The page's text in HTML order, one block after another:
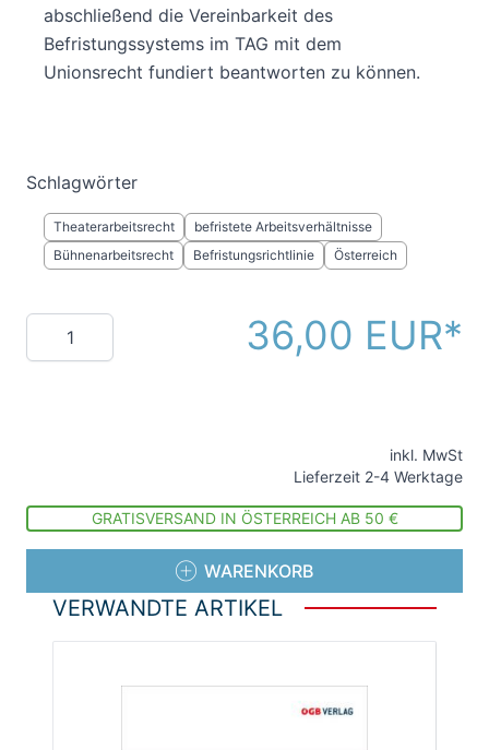
abschließend die Vereinbarkeit des
Befristungssystems im TAG mit dem
Unionsrecht fundiert beantworten zu können.
Schlagwörter
Theaterarbeitsrecht
befristete Arbeitsverhältnisse
Bühnenarbeitsrecht
Befristungsrichtlinie Österreich
Menge 36,00 EUR
inkl. MwSt
Lieferzeit 2-4 Werktage
GRATISVERSAND IN ÖSTERREICH AB 50 €
WARENKORB
VERWANDTE ARTIKEL